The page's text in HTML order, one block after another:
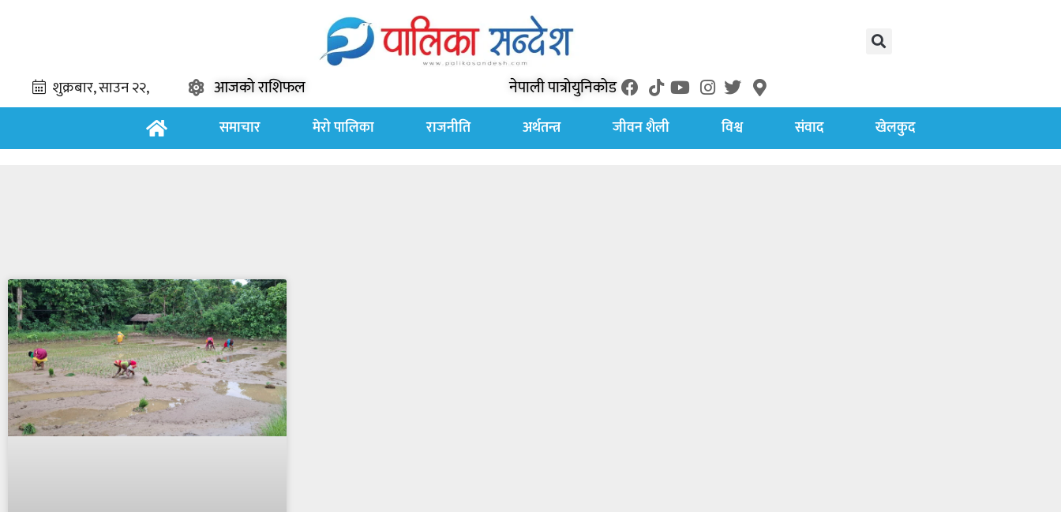
आजको राशिफल नेपाली पात्रोयुनिकोड
समाचार मेरो पालिका राजनीति अर्थतन्त्र जीवन शैली विश्व संवाद खेलकुद